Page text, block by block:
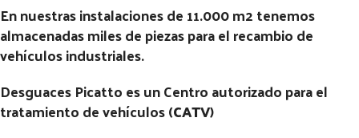
En nuestras instalaciones de 11.000 m2 tenemos
almacenadas miles de piezas para el recambio de
vehículos industriales.
Desguaces Picatto es un Centro autorizado para el
tratamiento de vehículos (CATV)